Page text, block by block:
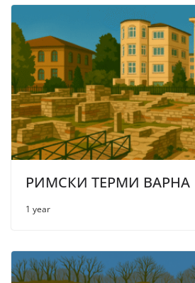
РИМСКИ ТЕРМИ ВАРНА
1 year